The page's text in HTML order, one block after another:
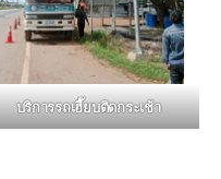
บริการรถเฮี๊ยบติดกระเช้า